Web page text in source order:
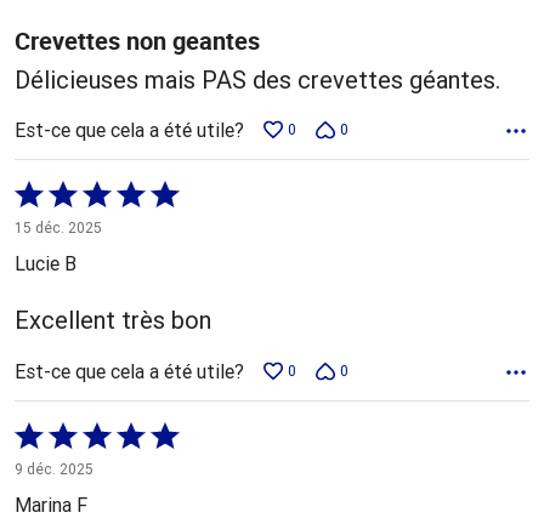
Crevettes non geantes
Délicieuses mais PAS des crevettes géantes.
Est-ce que cela a été utile? 0 0
Coté
5 sur
5
15 déc. 2025
Lucie B
Excellent très bon
Est-ce que cela a été utile? 0 0
Coté
5 sur
5
9 déc. 2025
Marina F